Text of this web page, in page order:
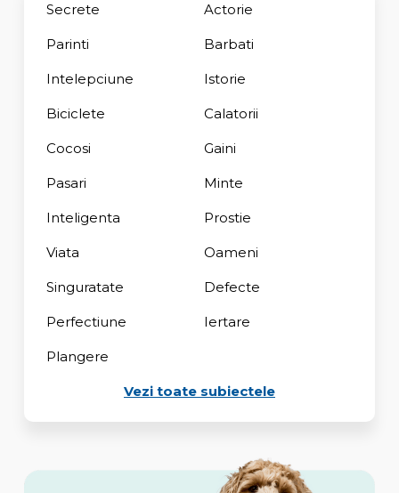
Secrete Actorie
Parinti Barbati
Intelepciune Istorie
Biciclete Calatorii
Cocosi Gaini
Pasari Minte
Inteligenta Prostie
Viata Oameni
Singuratate Defecte
Perfectiune Iertare
Plangere
Vezi toate subiectele